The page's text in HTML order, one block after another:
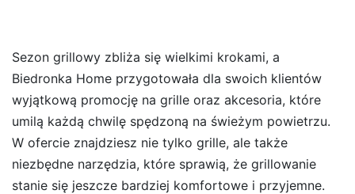
Sezon grillowy zbliża się wielkimi krokami, a
Biedronka Home przygotowała dla swoich klientów
wyjątkową promocję na grille oraz akcesoria, które
umilą każdą chwilę spędzoną na świeżym powietrzu.
W ofercie znajdziesz nie tylko grille, ale także
niezbędne narzędzia, które sprawią, że grillowanie
stanie się jeszcze bardziej komfortowe i przyjemne.